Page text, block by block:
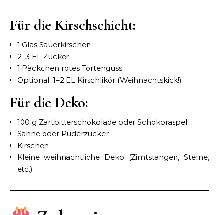
Für die Kirschschicht:
1 Glas Sauerkirschen
2–3 EL Zucker
1 Päckchen rotes Tortenguss
Optional: 1–2 EL Kirschlikör (Weihnachtskick!)
Für die Deko:
100 g Zartbitterschokolade oder Schokoraspel
Sahne oder Puderzucker
Kirschen
Kleine weihnachtliche Deko (Zimtstangen, Sterne,
etc.)